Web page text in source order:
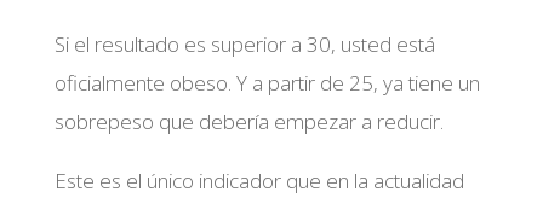
Si el resultado es superior a 30, usted está
oficialmente obeso. Y a partir de 25, ya tiene un
sobrepeso que debería empezar a reducir.
Este es el único indicador que en la actualidad